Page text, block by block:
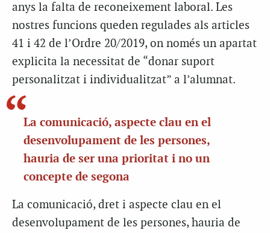
anys la falta de reconeixement laboral. Les
nostres funcions queden regulades als articles
41 i 42 de l’Ordre 20/2019, on només un apartat
explicita la necessitat de “donar suport
personalitzat i individualitzat” a l’alumnat.
La comunicació, aspecte clau en el
desenvolupament de les persones,
hauria de ser una prioritat i no un
concepte de segona
La comunicació, dret i aspecte clau en el
desenvolupament de les persones, hauria de